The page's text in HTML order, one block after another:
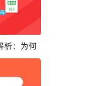
析：为何